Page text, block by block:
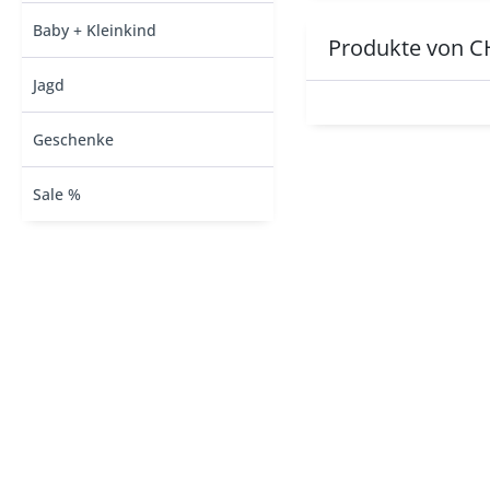
Baby + Kleinkind
Jagd
Geschenke
Sale %
Produkte von